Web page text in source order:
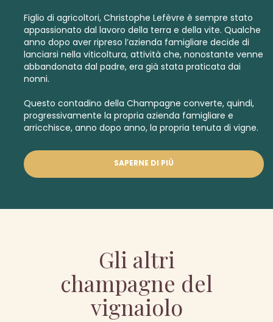
Figlio di agricoltori, Christophe Lefèvre è sempre stato
appassionato dal lavoro della terra e della vite. Qualche
anno dopo aver ripreso l’azienda famigliare decide di
lanciarsi nella viticoltura, attività che, nonostante venne
abbandonata dal padre, era già stata praticata dai
nonni.
Questo contadino della Champagne converte, quindi,
progressivamente la propria azienda famigliare e
arricchisce, anno dopo anno, la propria tenuta di vigne.
SAPERNE DI PIÙ
Gli altri
champagne del
vignaiolo